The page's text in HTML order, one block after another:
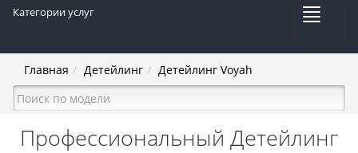
Категории услуг
Главная Детейлинг Детейлинг Voyah
Профессиональный Детейлинг